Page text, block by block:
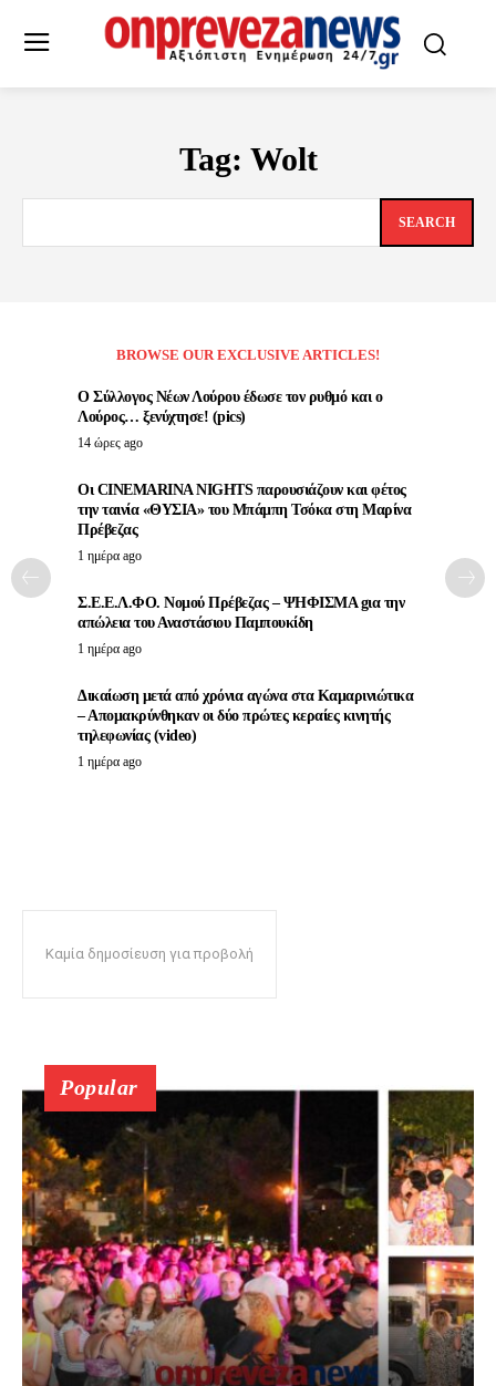
Tag: Wolt
SEARCH
BROWSE OUR EXCLUSIVE ARTICLES!
Ο Σύλλογος Νέων Λούρου έδωσε τον ρυθμό και ο
Λούρος… ξενύχτησε! (pics)
14 ώρες ago
Οι CINEMARINA NIGHTS παρουσιάζουν και φέτος
την ταινία «ΘΥΣΙΑ» του Μπάμπη Τσόκα στη Μαρίνα
Πρέβεζας
1 ημέρα ago
Σ.Ε.Ε.Λ.ΦΟ. Νομού Πρέβεζας – ΨΗΦΙΣΜΑ gια την
απώλεια του Αναστάσιου Παμπουκίδη
1 ημέρα ago
Δικαίωση μετά από χρόνια αγώνα στα Καμαρινιώτικα
– Απομακρύνθηκαν οι δύο πρώτες κεραίες κινητής
τηλεφωνίας (video)
1 ημέρα ago
Καμία δημοσίευση για προβολή
Popular